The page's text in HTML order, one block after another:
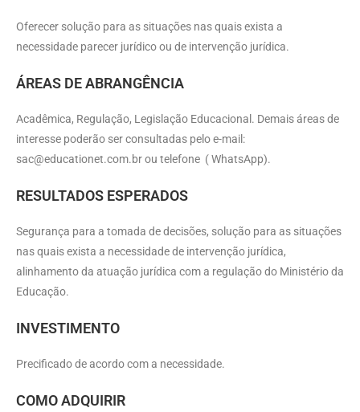
Oferecer solução para as situações nas quais exista a
necessidade parecer jurídico ou de intervenção jurídica.
ÁREAS DE ABRANGÊNCIA
Acadêmica, Regulação, Legislação Educacional. Demais áreas de
interesse poderão ser consultadas pelo e-mail:
sac@educationet.com.brou telefone ( WhatsApp).
RESULTADOS ESPERADOS
Segurança para a tomada de decisões, solução para as situações
nas quais exista a necessidade de intervenção jurídica,
alinhamento da atuação jurídica com a regulação do Ministério da
Educação.
INVESTIMENTO
Precificado de acordo com a necessidade.
COMO ADQUIRIR